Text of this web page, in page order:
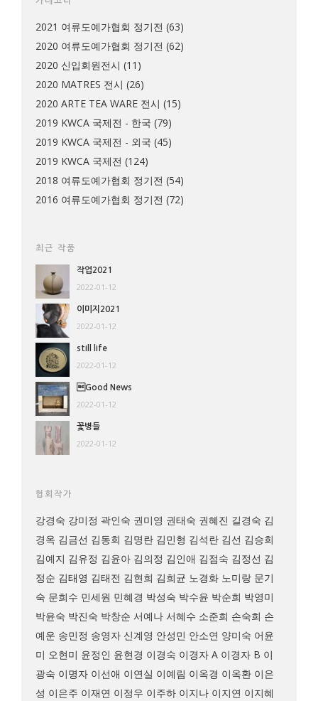
2021 여류도예가협회 정기전 (63)
2020 여류도예가협회 정기전 (62)
2020 신입회원전시 (11)
2020 MATRES 전시 (26)
2020 ARTE TEA WARE 전시 (15)
2019 KWCA 국제전 - 한국 (79)
2019 KWCA 국제전 - 외국 (45)
2019 KWCA 국제전 (124)
2018 여류도예가협회 정기전 (54)
2016 여류도예가협회 정기전 (72)
최근 작품
작업2021
2022-01-12
이미지2021
2022-01-12
still life
2022-01-12
Good News
2022-01-12
꽃병들
2022-01-12
협회작가
강경숙 강미정 곽인숙 권미영 권태숙 권혜진 길경숙 김
경옥 김금선 김동희 김명란 김민형 김석란 김선 김승희
김예지 김유정 김윤아 김의정 김인애 김점숙 김정선 김
정순 김태영 김태전 김현희 김희균 노경화 노미랑 문기
숙 문희수 민세원 민혜경 박성숙 박수윤 박순희 박영미
박윤숙 박진숙 박창순 서예나 서혜수 소준희 손숙희 손
예운 송민정 송영자 신계영 안성민 안소연 양미숙 어윤
미 오현미 윤정인 윤현경 이경숙 이경자 A 이경자 B 이
광숙 이명자 이선애 이연실 이예림 이옥경 이옥환 이은
성 이은주 이재연 이정우 이주하 이지나 이지연 이지혜